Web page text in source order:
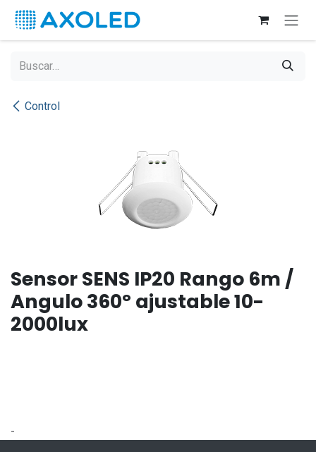
Ir al contenido
Control
Sensor SENS IP20 Rango 6m /
Angulo 360º ajustable 10-
2000lux
-